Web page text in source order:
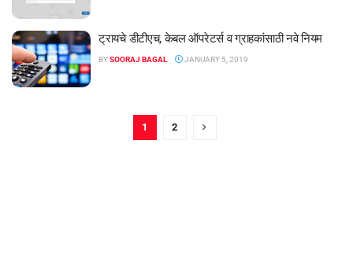
ट्रायचे डीटीएच, केबल ऑपरेटर्स व ग्राहकांसाठी नवे नियम
BYSOORAJ BAGAL JANUARY 5, 2019
1 2